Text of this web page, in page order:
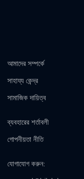
আমাদের সম্পর্কে
সাহায্য কেন্দ্র
সামাজিক দায়িত্ব
ব্যবহারের শর্তাবলী
গোপনীয়তা নীতি
যোগাযোগ করুন: